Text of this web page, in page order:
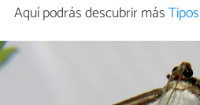
Aquí podrás descubrir más